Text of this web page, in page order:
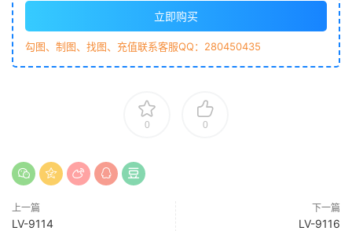
立即购买
勾图、制图、找图、充值联系客服QQ：280450435
0 0
上一篇
LV-9114
下一篇
LV-9116